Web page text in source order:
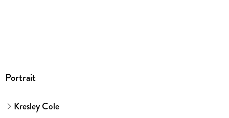
Portrait
Kresley Cole